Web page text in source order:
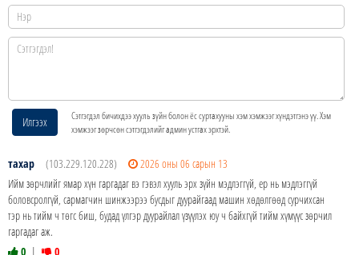
Илгээх
Сэтгэгдэл бичихдээ хууль зүйн болон ёс суртахууны хэм хэмжээг хүндэтгэнэ үү. Хэм
хэмжээг зөрчсөн сэтгэгдэлийг админ устгах эрхтэй.
тахар (103.229.120.228)
2026 оны 06 сарын 13
Ийм зөрчлийг ямар хүн гаргадаг вэ гэвэл хууль эрх зүйн мэдлэггүй, ер нь мэдлэггүй
боловсролгүй, сармагчин шинжээрээ бусдыг дуурайгаад машин хөдөлгөөд сурчихсан
тэр нь тийм ч төгс биш, будад үлгэр дуурайлал үзүүлэх юу ч байхгүй тийм хүмүүс зөрчил
гаргадаг аж.
0 | 0